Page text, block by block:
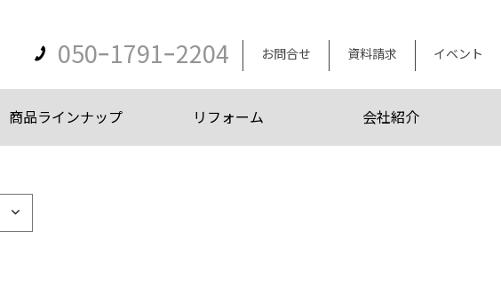
050ｰ1791ｰ2204 お問合せ 資料請求 イベント
商品ラインナップ リフォーム 会社紹介